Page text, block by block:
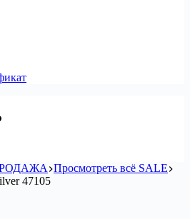
Просмотреть всё SALE
47105